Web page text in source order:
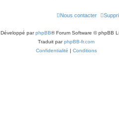
Nous contacter
Développé parphpBB® Forum Software © phpBB
Traduit parphpBB-fr.com
Confidentialité | Conditions